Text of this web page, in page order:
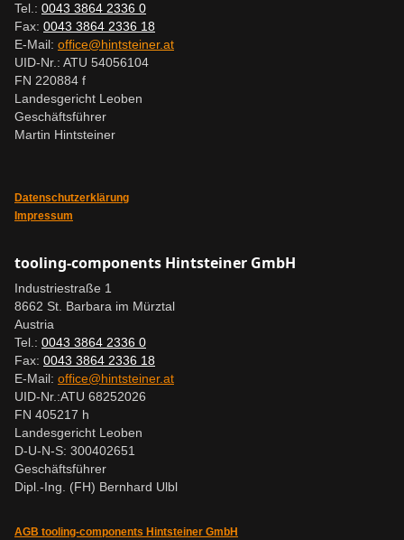
Tel.: 0043 3864 2336 0
Fax: 0043 3864 2336 18
E-Mail: office@hintsteiner.at
UID-Nr.: ATU 54056104
FN 220884 f
Landesgericht Leoben
Geschäftsführer
Martin Hintsteiner
Datenschutzerklärung
Impressum
tooling-components Hintsteiner GmbH
Industriestraße 1
8662 St. Barbara im Mürztal
Austria
Tel.: 0043 3864 2336 0
Fax: 0043 3864 2336 18
E-Mail: office@hintsteiner.at
UID-Nr.:ATU 68252026
FN 405217 h
Landesgericht Leoben
D-U-N-S: 300402651
Geschäftsführer
Dipl.-Ing. (FH) Bernhard Ulbl
AGB tooling-components Hintsteiner GmbH